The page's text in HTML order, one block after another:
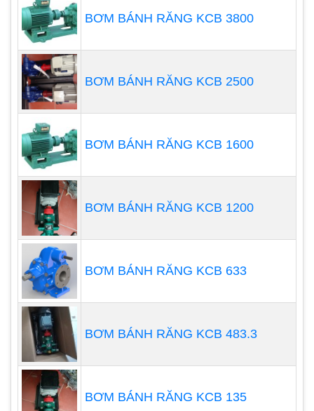
Không tạo ra tia lửa điện: bơm màng khí nén
không có điện, Bơm màng khí nén nối đất và
ngăn tia lửa điện tĩnh
Có thể được thông qua chứa chất lỏng dạng
hạt: bởi vì khối lượng làm việc và nhập khẩu
vào van bi, nó không dễ dàng để chặn.
Lực cắt của vật liệu rất thấp: làm thế nào để
hít vào trong công việc nhổ như thế nào, do
đó, vật liệu bị kích động tối thiểu, thích hợp
BƠM BÁNH RĂNG KCB 3800
BƠM BÁNH RĂNG KCB 2500
BƠM BÁNH RĂNG KCB 1600
BƠM BÁNH RĂNG KCB 1200
BƠM BÁNH RĂNG KCB 633
BƠM BÁNH RĂNG KCB 483.3
BƠM BÁNH RĂNG KCB 135